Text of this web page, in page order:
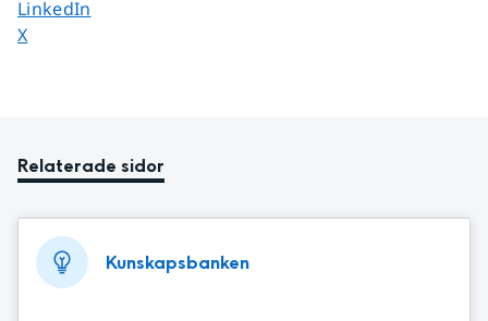
Dela sidan på
LinkedIn
Dela sidan på
X
Relaterade sidor
Kunskapsbanken